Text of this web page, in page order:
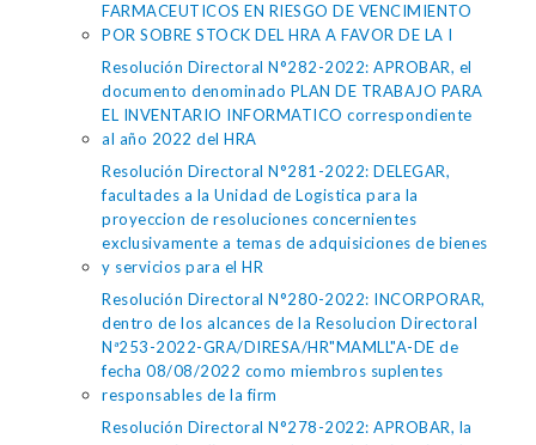
FARMACEUTICOS EN RIESGO DE VENCIMIENTO
POR SOBRE STOCK DEL HRA A FAVOR DE LA I
Resolución Directoral N°282-2022: APROBAR, el
documento denominado PLAN DE TRABAJO PARA
EL INVENTARIO INFORMATICO correspondiente
al año 2022 del HRA
Resolución Directoral N°281-2022: DELEGAR,
facultades a la Unidad de Logistica para la
proyeccion de resoluciones concernientes
exclusivamente a temas de adquisiciones de bienes
y servicios para el HR
Resolución Directoral N°280-2022: INCORPORAR,
dentro de los alcances de la Resolucion Directoral
Nª253-2022-GRA/DIRESA/HR"MAMLL"A-DE de
fecha 08/08/2022 como miembros suplentes
responsables de la firm
Resolución Directoral N°278-2022: APROBAR, la